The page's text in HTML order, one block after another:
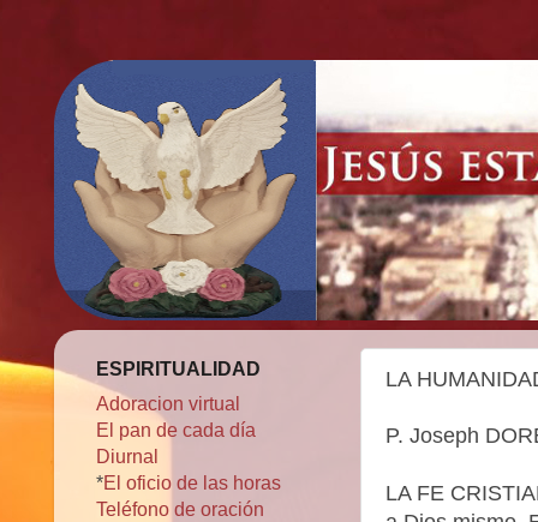
LA
P. Joseph
LA FE
ESPIRITUALIDAD
Adoracion virtual
El pan de cada día
Diurnal
*El oficio de las horas
Teléfono de oración